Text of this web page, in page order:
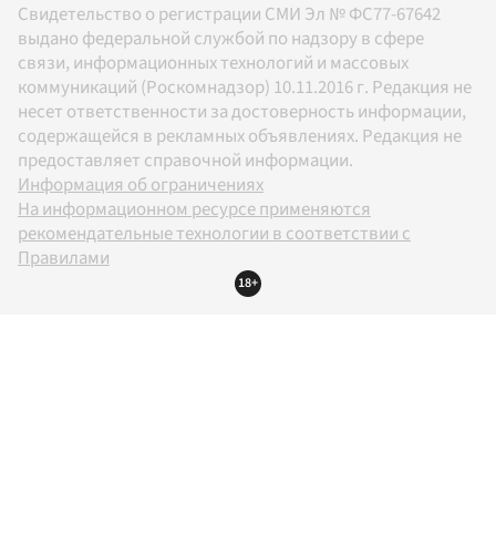
Свидетельство о регистрации СМИ Эл № ФС77-67642
выдано федеральной службой по надзору в сфере
связи, информационных технологий и массовых
коммуникаций (Роскомнадзор) 10.11.2016 г. Редакция не
несет ответственности за достоверность информации,
содержащейся в рекламных объявлениях. Редакция не
предоставляет справочной информации.
Информация об ограничениях
На информационном ресурсе применяются
рекомендательные технологии в соответствии с
Правилами
18+